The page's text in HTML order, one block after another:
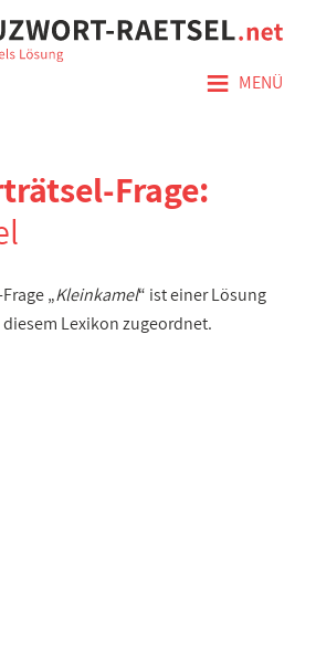
≡ MENÜ
Frage:
„Kleinkamel“ ist einer Lösung
Lexikon zugeordnet.